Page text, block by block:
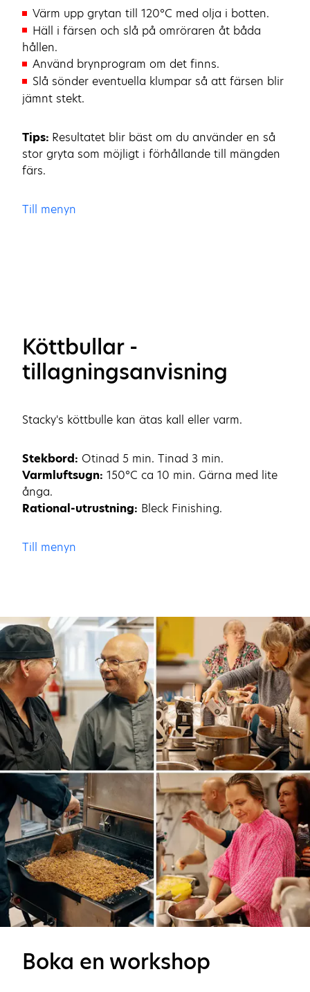
Värm upp grytan till 120°C med olja i botten.
Häll i färsen och slå på omröraren åt båda
hållen.
Använd brynprogram om det finns.
Slå sönder eventuella klumpar så att färsen blir
jämnt stekt.
Tips: Resultatet blir bäst om du använder en så
stor gryta som möjligt i förhållande till mängden
färs.
Till menyn
Köttbullar -
tillagningsanvisning
Stacky's köttbulle kan ätas kall eller varm.
Stekbord: Otinad 5 min. Tinad 3 min.
Varmluftsugn: 150°C ca 10 min. Gärna med lite
ånga.
Rational-utrustning: Bleck Finishing.
Till menyn
Boka en workshop